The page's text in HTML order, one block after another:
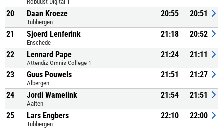
Robuust Digital 1
20 Daan Kroeze
Tubbergen
20:55 20:51
21 Sjoerd Lenferink
Enschede
21:18 20:52
22 Lennard Pape
Attendiz Omnis College 1
21:24 21:11
23 Guus Pouwels
Albergen
21:51 21:27
24 Jordi Wamelink
Aalten
21:54 21:51
25 Lars Engbers
Tubbergen
22:10 22:00